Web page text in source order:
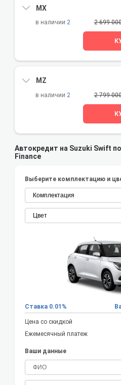
MX
2 2 699
MZ
2 2 799
Автокредит на Suzuki Swift
Finance
Выберите комплектацию и
Ставка 0.01%
Цена со скидкой
Ежемесячный платеж
Ваши данные